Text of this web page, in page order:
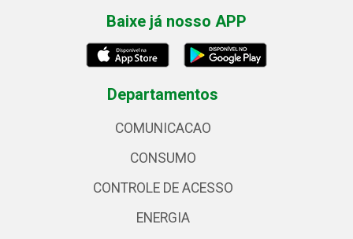
Baixe já nosso APP
Departamentos
COMUNICACAO
CONSUMO
CONTROLE DE ACESSO
ENERGIA